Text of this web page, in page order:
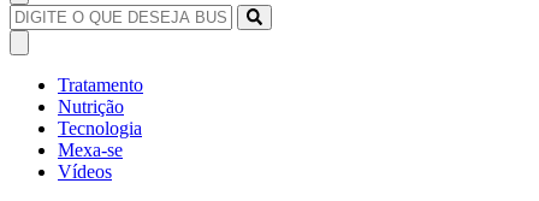
Tratamento
Nutrição
Tecnologia
Mexa-se
Vídeos